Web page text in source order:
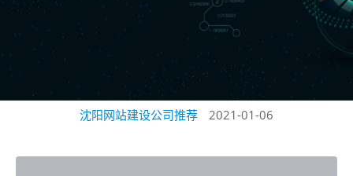
沈阳网站建设公司推荐 2021-01-06